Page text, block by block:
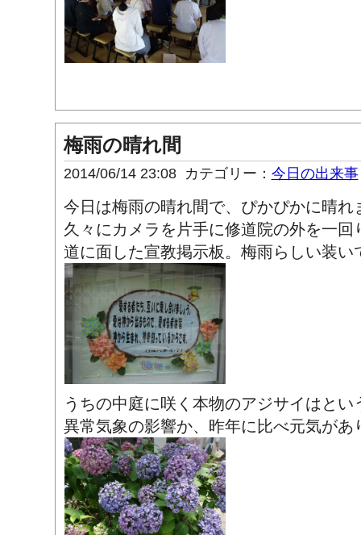
梅雨の晴れ間
2014/06/14 23:08 カテゴリー： 今日の出来事
今日は梅雨の晴れ間で、ぴかぴかに晴れ
久々にカメラを片手に修道院の外を一回
道に面した宣教掲示板。梅雨らしい装い
うちの中庭に咲く本物のアジサイはとい
異常気象の影響か、昨年に比べ元気があ